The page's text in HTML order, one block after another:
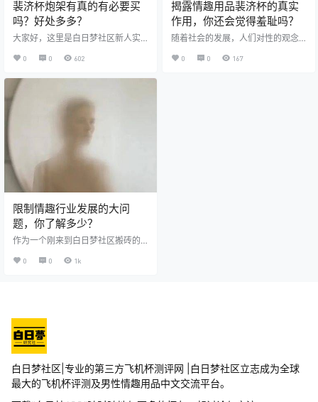
裴济杯炮架有真的有必要买
吗？好处多多？
大家好，这里是白日梦社区新人实
在提问名器伴侣炮架的问题，比
有点累，怎么办？ 2、有没有必要入
手炮架？ 3、炮架用不用有什么区
别？ 4、有什么好的炮架值得推荐？
0 0 602
揭露情趣用品裴济杯的真实
作用，你还会觉得羞耻吗？
随着社会的发展，人们对性的观念
人开始使用成人用品来增添情趣，
0 0 167
限制情趣行业发展的大问
题，你了解多少？
作为一个刚来到白日梦社区搬砖的
问：那你会用这些东东吗？ 情趣用
不是卖情趣用品的。这是两码事，
记住了没，下次不要问了啊，问了
打屁屁啊。[抠鼻R] …
0 0 1k
白日梦社区|专业的第三方飞机杯测评网 |白日梦社区立志成为全球
最大的飞机杯评测及男性情趣用品中文交流平台。